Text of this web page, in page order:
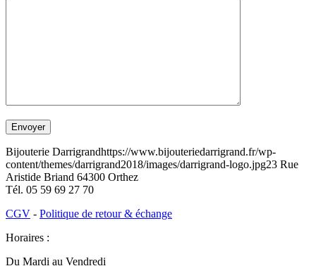
Bijouterie Darrigrandhttps://www.bijouteriedarrigrand.fr/wp-
content/themes/darrigrand2018/images/darrigrand-logo.jpg23 Rue
Aristide Briand 64300 Orthez
Tél. 05 59 69 27 70
CGV - Politique de retour & échange
Horaires :
Du Mardi au Vendredi